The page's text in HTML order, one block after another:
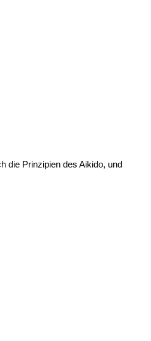
die Prinzipien des Aikido, und